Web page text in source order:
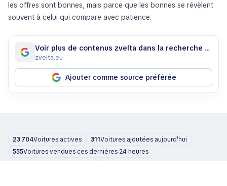
les offres sont bonnes, mais parce que les bonnes se révèlent
souvent à celui qui compare avec patience.
Voir plus de contenus zvelta dans la recherche Google
zvelta.eu
Ajouter comme source préférée
23 704Voitures actives 311Voitures ajoutées aujourd'hui
555Voitures vendues ces dernières 24 heures
Visites le mois dernier Visites ces dernières 24 heures